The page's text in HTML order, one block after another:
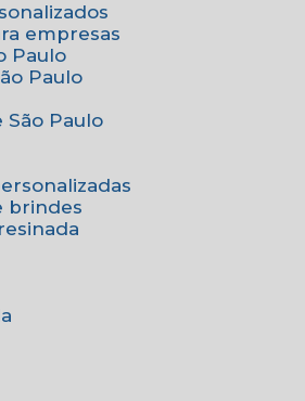
empresas
Paulo
Paulo
São Paulo
brindes